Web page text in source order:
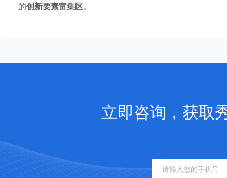
的创新要素富集区。
立即咨询，获取